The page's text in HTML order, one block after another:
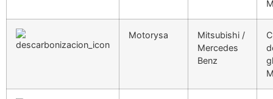
Motorysa
Mitsubishi /
Mercedes
Benz